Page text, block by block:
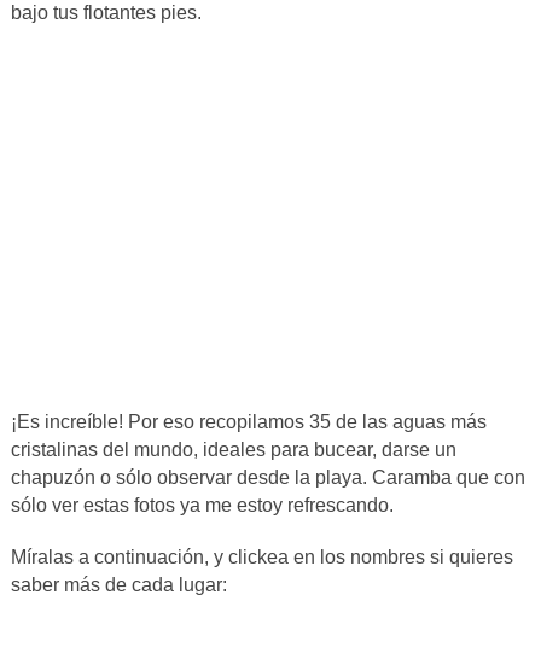
bajo tus flotantes pies.
¡Es increíble! Por eso recopilamos 35 de las aguas más
cristalinas del mundo, ideales para bucear, darse un
chapuzón o sólo observar desde la playa. Caramba que con
sólo ver estas fotos ya me estoy refrescando.
Míralas a continuación, y clickea en los nombres si quieres
saber más de cada lugar: